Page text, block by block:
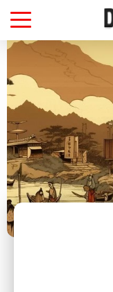
Головна Аніме
принтів у світі